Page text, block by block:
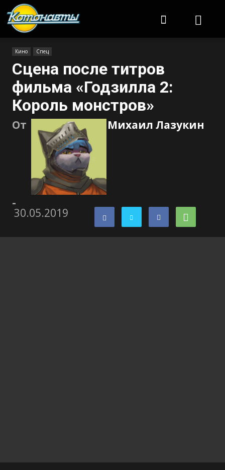
Кино Спец
Сцена после титров
фильма «Годзилла 2:
Король монстров»
От Михаил Лазукин
-
30.05.2019